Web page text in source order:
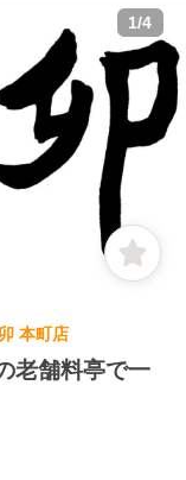
1/4
本町店
老舗料亭で一